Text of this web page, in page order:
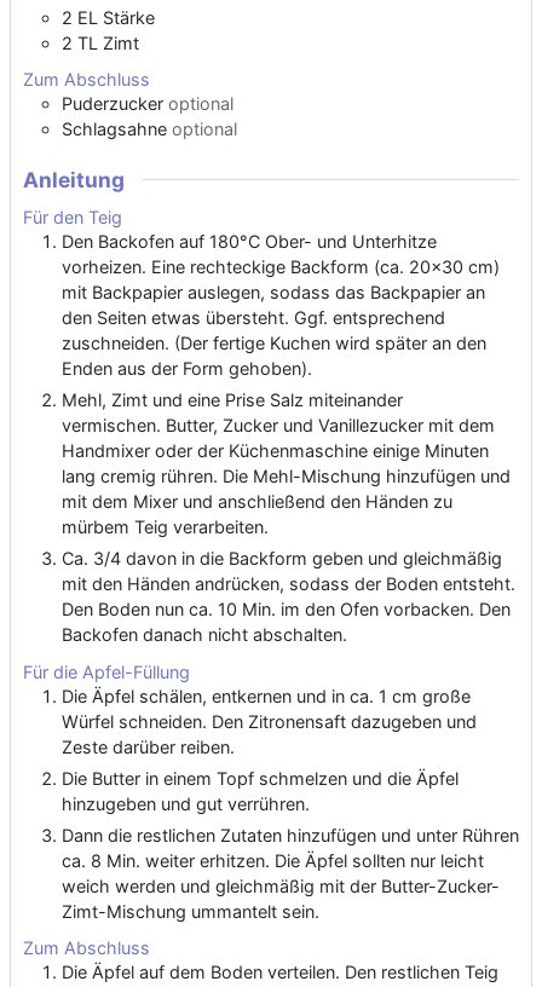
2 EL Stärke
2 TL Zimt
Zum Abschluss
Puderzucker optional
Schlagsahne optional
Anleitung
Für den Teig
Den Backofen auf 180°C Ober- und Unterhitze
vorheizen. Eine rechteckige Backform (ca. 20x30 cm)
mit Backpapier auslegen, sodass das Backpapier an
den Seiten etwas übersteht. Ggf. entsprechend
zuschneiden. (Der fertige Kuchen wird später an den
Enden aus der Form gehoben).
Mehl, Zimt und eine Prise Salz miteinander
vermischen. Butter, Zucker und Vanillezucker mit dem
Handmixer oder der Küchenmaschine einige Minuten
lang cremig rühren. Die Mehl-Mischung hinzufügen und
mit dem Mixer und anschließend den Händen zu
mürbem Teig verarbeiten.
Ca. 3/4 davon in die Backform geben und gleichmäßig
mit den Händen andrücken, sodass der Boden entsteht.
Den Boden nun ca. 10 Min. im den Ofen vorbacken. Den
Backofen danach nicht abschalten.
Für die Apfel-Füllung
Die Äpfel schälen, entkernen und in ca. 1 cm große
Würfel schneiden. Den Zitronensaft dazugeben und
Zeste darüber reiben.
Die Butter in einem Topf schmelzen und die Äpfel
hinzugeben und gut verrühren.
Dann die restlichen Zutaten hinzufügen und unter Rühren
ca. 8 Min. weiter erhitzen. Die Äpfel sollten nur leicht
weich werden und gleichmäßig mit der Butter-Zucker-
Zimt-Mischung ummantelt sein.
Zum Abschluss
Die Äpfel auf dem Boden verteilen. Den restlichen Teig